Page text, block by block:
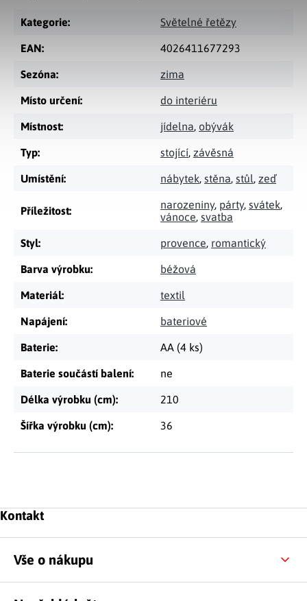
Kategorie: Světelné řetězy
EAN: 4026411677293
Sezóna: zima
Místo určení: do interiéru
Místnost: jídelna, obývák
Typ: stojící, závěsná
Umístění: nábytek, stěna, stůl, zeď
Příležitost: narozeniny, párty, svátek,
vánoce, svatba
Styl: provence, romantický
Barva výrobku: béžová
Materiál: textil
Napájení: bateriové
Baterie: AA (4 ks)
Baterie součástí balení: ne
Délka výrobku (cm): 210
Šířka výrobku (cm): 36
Zápatí
Kontakt
Vše o nákupu